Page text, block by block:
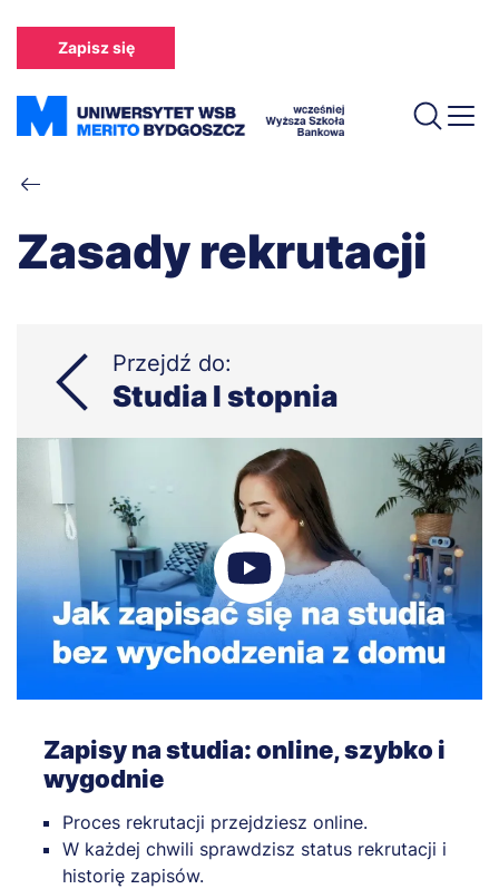
treści
Zapisz się
Ścieżka
nawigacyjna
Zasady rekrutacji
Przejdź do:
Studia I stopnia
Zapisy na studia: online, szybko i
wygodnie
Proces rekrutacji przejdziesz online.
W każdej chwili sprawdzisz status rekrutacji i
historię zapisów.